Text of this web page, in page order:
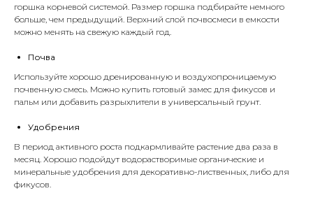
горшка корневой системой. Размер горшка подбирайте немного
больше, чем предыдущий. Верхний слой почвосмеси в емкости
можно менять на свежую каждый год.
Почва
Используйте хорошо дренированную и воздухопроницаемую
почвенную смесь. Можно купить готовый замес для фикусов и
пальм или добавить разрыхлители в универсальный грунт.
Удобрения
В период активного роста подкармливайте растение два раза в
месяц. Хорошо подойдут водорастворимые органические и
минеральные удобрения для декоративно-лиственных, либо для
фикусов.